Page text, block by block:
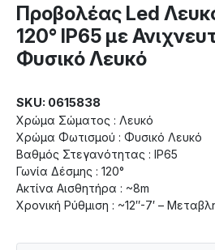
Προβολέας Led
120° IP65 με
Φυσικό Λευκό
SKU: 0615838
Χρώμα Σώματος : Λευκό
Χρώμα Φωτισμού : Φυσικό Λευκό
Βαθμός Στεγανότητας : IP65
Γωνία Δέσμης : 120°
Ακτίνα Αισθητήρα : ~8m
Χρονική Ρύθμιση : ~12″-7′ –